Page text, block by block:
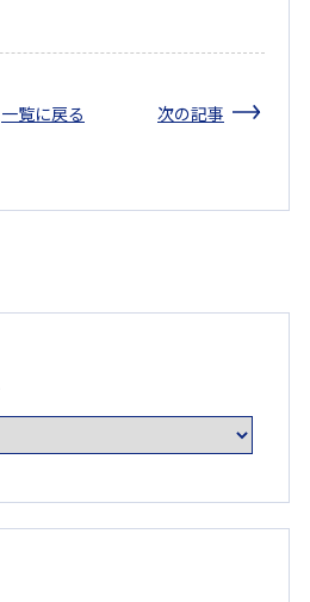
一覧に戻る 次の記事